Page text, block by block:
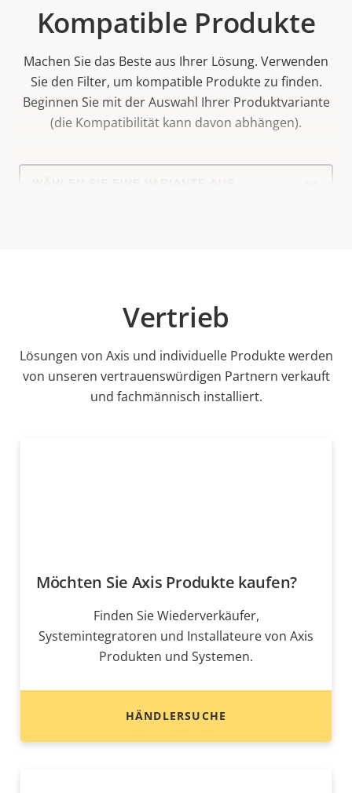
Kompatible Produkte
Machen Sie das Beste aus Ihrer Lösung. Verwenden
Sie den Filter, um kompatible Produkte zu finden.
Beginnen Sie mit der Auswahl Ihrer Produktvariante
(die Kompatibilität kann davon abhängen).
Select
Vertrieb
Lösungen von Axis und individuelle Produkte werden
von unseren vertrauenswürdigen Partnern verkauft
und fachmännisch installiert.
Möchten Sie Axis Produkte kaufen?
Finden Sie Wiederverkäufer,
Systemintegratoren und Installateure von Axis
Produkten und Systemen.
HÄNDLERSUCHE